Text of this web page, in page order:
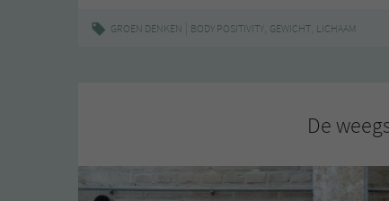
GROEN DENKEN BODY POSITIVITY, GEWICHT, LICHAAM
De